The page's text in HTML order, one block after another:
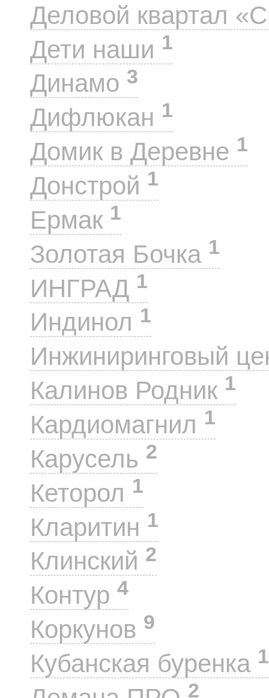
Деловой квартал
Дети наши 1
Динамо 3
Дифлюкан 1
Домик в Деревне 1
Донстрой 1
Ермак 1
Золотая Бочка 1
ИНГРАД 1
Индинол 1
Инжиниринговый
Калинов Родник 1
Кардиомагнил 1
Карусель 2
Кеторол 1
Кларитин 1
Клинский 2
Контур 4
Коркунов 9
Кубанская буренка 1
2